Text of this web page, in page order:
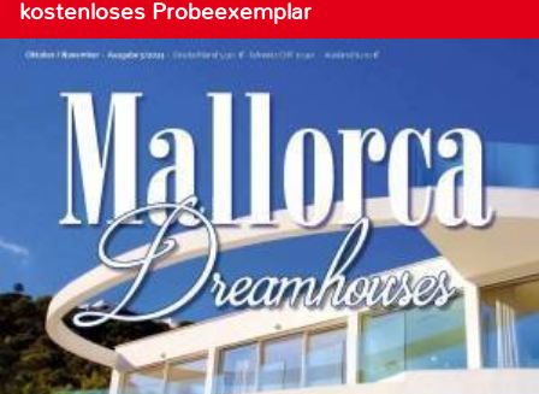
kostenloses Probeexemplar